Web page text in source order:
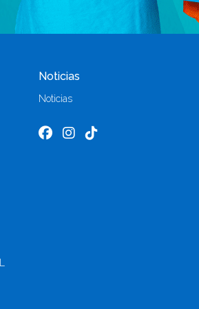
Noticias
Noticias